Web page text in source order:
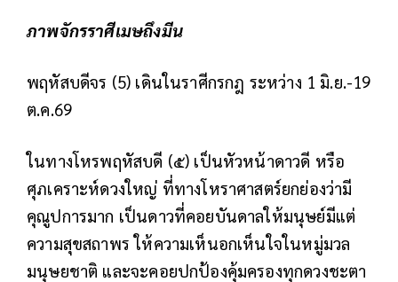
ภาพจักรราศีเมษถึงมีน
พฤหัสบดีจร (5) เดินในราศีกรกฎ ระหว่าง 1 มิ.ย.-19
ต.ค.69
ในทางโหรพฤหัสบดี (๕) เป็นหัวหน้าดาวดี หรือ
ศุภเคราะห์ดวงใหญ่ ที่ทางโหราศาสตร์ยกย่องว่ามี
คุณูปการมาก เป็นดาวที่คอยบันดาลให้มนุษย์มีแต่
ความสุขสถาพร ให้ความเห็นอกเห็นใจในหมู่มวล
มนุษยชาติ และจะคอยปกป้องคุ้มครองทุกดวงชะตา